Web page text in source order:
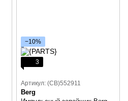
−10%
3
Артикул: (CB)552911
Berg